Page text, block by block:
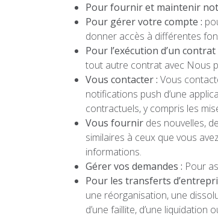
Pour fournir et maintenir
Pour gérer votre compte :
donner accès à différentes
Pour l’exécution d’un contrat
tout autre contrat avec Nous
Vous contacter : Vous
notifications push d’une
contractuels, y compris les
Vous fournir des nouvelles,
similaires à ceux que vous
informations.
Gérer vos demandes : Pour
Pour les transferts
une réorganisation, une
d’une faillite, d’une